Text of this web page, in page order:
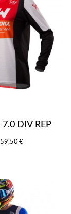
DIV REP
59,50 €